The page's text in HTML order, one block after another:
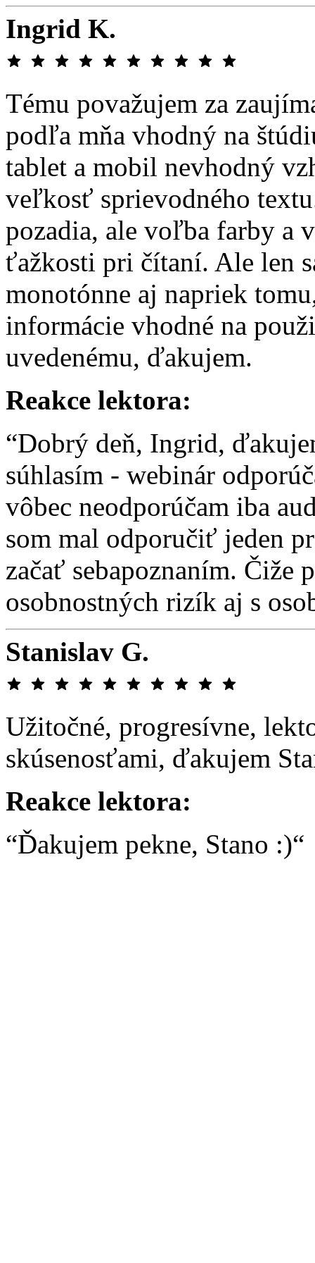
Ingrid K.
Tému považujem za
podľa mňa vhodný na
tablet a mobil nevhodný
veľkosť sprievodného
pozadia, ale voľba farby a
ťažkosti pri čítaní. Ale len
monotónne aj napriek
informácie vhodné na
uvedenému, ďakujem.
Reakce lektora:
“Dobrý deň, Ingrid,
súhlasím - webinár
vôbec neodporúčam iba
som mal odporučiť jeden
začať sebapoznaním.
osobnostných rizík aj s
Stanislav G.
Užitočné, progresívne,
skúsenosťami, ďakujem
Reakce lektora:
“Ďakujem pekne, Stano :)“